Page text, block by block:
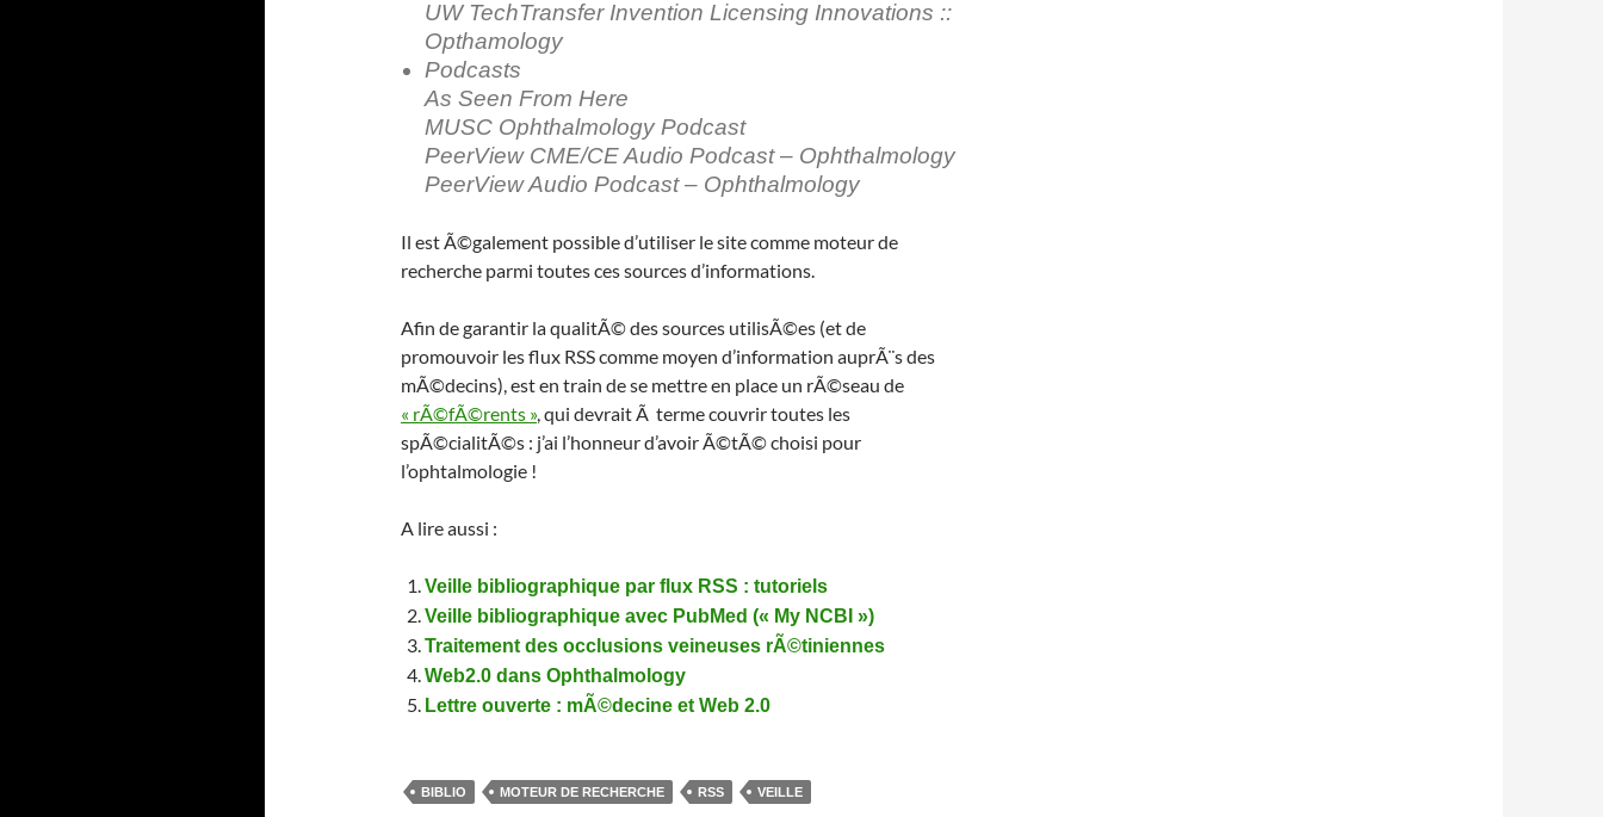
UW TechTransfer Invention Licensing Innovations ::
Opthamology
Podcasts
As Seen From Here
MUSC Ophthalmology Podcast
PeerView CME/CE Audio Podcast – Ophthalmology
PeerView Audio Podcast – Ophthalmology
Il est Ã©galement possible d’utiliser le site comme moteur de
recherche parmi toutes ces sources d’informations.
Afin de garantir la qualitÃ© des sources utilisÃ©es (et de
promouvoir les flux RSS comme moyen d’information auprÃ¨s des
mÃ©decins), est en train de se mettre en place un rÃ©seau de
« rÃ©fÃ©rents », qui devrait Ã terme couvrir toutes les
spÃ©cialitÃ©s : j’ai l’honneur d’avoir Ã©tÃ© choisi pour
l’ophtalmologie !
A lire aussi :
Veille bibliographique par flux RSS : tutoriels
Veille bibliographique avec PubMed (« My NCBI »)
Traitement des occlusions veineuses rÃ©tiniennes
Web2.0 dans Ophthalmology
Lettre ouverte : mÃ©decine et Web 2.0
BIBLIO MOTEUR DE RECHERCHE RSS VEILLE